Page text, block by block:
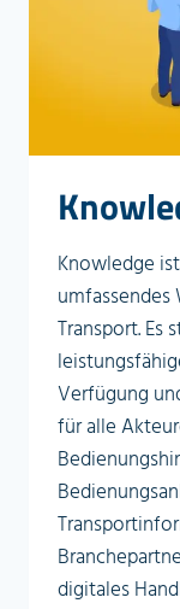
Knowledge
Transport. Es
Verfügung
für alle
digitales